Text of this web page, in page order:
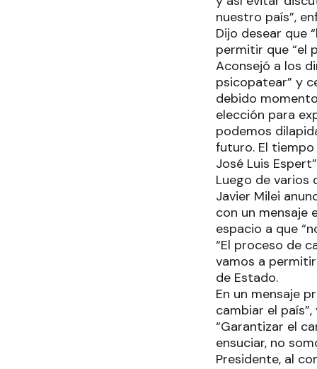
nuestro país”,
Dijo desear que
permitir que “el
Aconsejó a los
psicopatear” y
debido
elección para
podemos
futuro. El
José Luis
Luego de varios
Javier Milei
con un mensaje
espacio a que
“El proceso de
vamos a
de Estado.
En un mensaje
cambiar el
“Garantizar el
ensuciar, no
Presidente, al